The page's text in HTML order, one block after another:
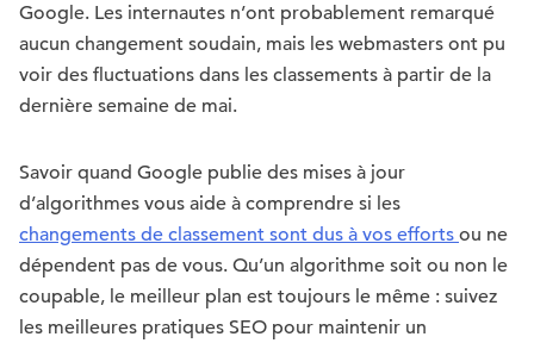
Google. Les internautes n’ont probablement remarqué
aucun changement soudain, mais les webmasters ont pu
voir des fluctuations dans les classements à partir de la
dernière semaine de mai.
Savoir quand Google publie des mises à jour
d’algorithmes vous aide à comprendre si les
changements de classement sont dus à vos efforts ou ne
dépendent pas de vous. Qu’un algorithme soit ou non le
coupable, le meilleur plan est toujours le même : suivez
les meilleures pratiques SEO pour maintenir un